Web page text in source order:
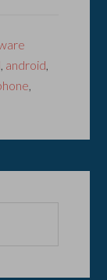
, android,
,